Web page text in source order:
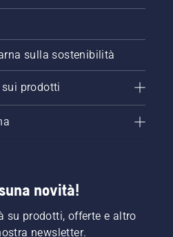
sulla sostenibilità
prodotti
novità!
su prodotti, offerte e altro
newsletter.